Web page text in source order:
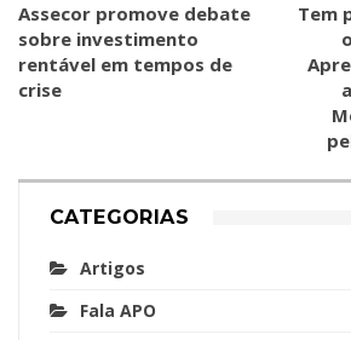
Assecor promove debate
sobre investimento
rentável em tempos de
crise
Tem
CATEGORIAS
Artigos
Fala APO